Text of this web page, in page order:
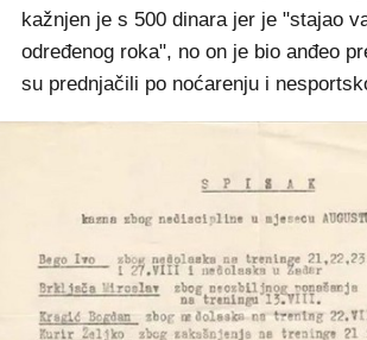
kažnjen je s 500 dinara jer je "stajao
određenog roka", no on je bio anđeo
su prednjačili po noćarenju i